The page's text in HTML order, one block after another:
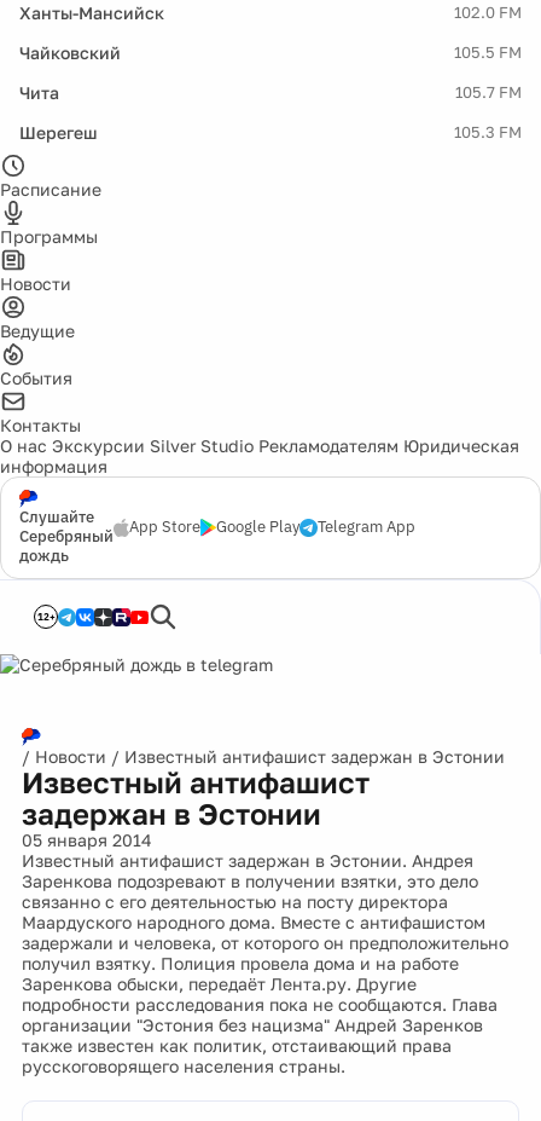
Ханты-Мансийск 102.0 FM
Чайковский 105.5 FM
Чита 105.7 FM
Шерегеш 105.3 FM
Расписание
Программы
Новости
Ведущие
События
Контакты
О нас Экскурсии Silver Studio Рекламодателям Юридическая
информация
Слушайте
Серебряный
дождь
App Store Google Play Telegram App
12+
/ Новости / Известный антифашист задержан в Эстонии
Известный антифашист
задержан в Эстонии
05 января 2014
Известный антифашист задержан в Эстонии. Андрея
Заренкова подозревают в получении взятки, это дело
связанно с его деятельностью на посту директора
Маардуского народного дома. Вместе с антифашистом
задержали и человека, от которого он предположительно
получил взятку. Полиция провела дома и на работе
Заренкова обыски, передаёт Лента.ру. Другие
подробности расследования пока не сообщаются. Глава
организации "Эстония без нацизма" Андрей Заренков
также известен как политик, отстаивающий права
русскоговорящего населения страны.